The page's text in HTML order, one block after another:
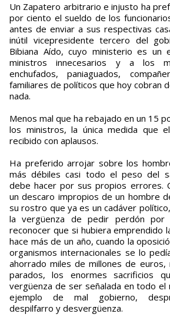
Un Zapatero arbitrario e injusto ha
por ciento el sueldo de los
antes de enviar a sus respectivas
inútil vicepresidente tercero del
Bibiana Aído, cuyo ministerio es un
ministros innecesarios y a los
enchufados, paniaguados,
familiares de políticos que hoy cobran
nada.
Menos mal que ha rebajado en un 15
los ministros, la única medida que
recibido con aplausos.
Ha preferido arrojar sobre los
más débiles casi todo el peso del
debe hacer por sus propios errores.
un descaro impropios de un hombre
su rostro que ya es un cadáver
la vergüenza de pedir perdón
reconocer que si hubiera emprendido
hace más de un año, cuando la
organismos internacionales se lo
ahorrado miles de millones de euros,
parados, los enormes sacrificios
vergüenza de ser señalada en todo
ejemplo de mal gobierno,
despilfarro y desvergüenza.